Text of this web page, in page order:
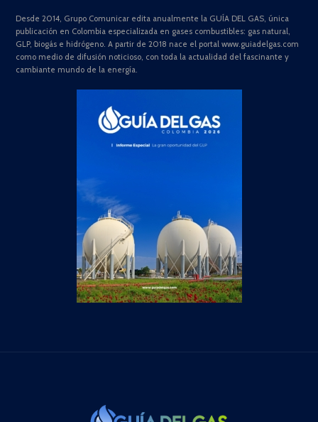
Desde 2014, Grupo Comunicar edita anualmente la GUÍA DEL GAS, única
publicación en Colombia especializada en gases combustibles: gas natural,
GLP, biogás e hidrógeno. A partir de 2018 nace el portal www.guiadelgas.com
como medio de difusión noticioso, con toda la actualidad del fascinante y
cambiante mundo de la energía.